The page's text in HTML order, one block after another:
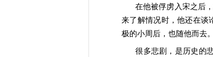
在他被俘虏入宋之后
来了解情况时，他还在谈
极的小周后，也随他而去
很多悲剧，是历史的